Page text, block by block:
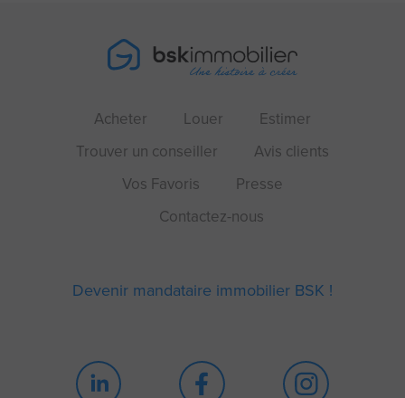
Acheter Louer
Estimer
Trouver un conseiller
Avis clients
Vos Favoris
Presse
Contactez-nous
Devenir mandataire immobilier BSK !